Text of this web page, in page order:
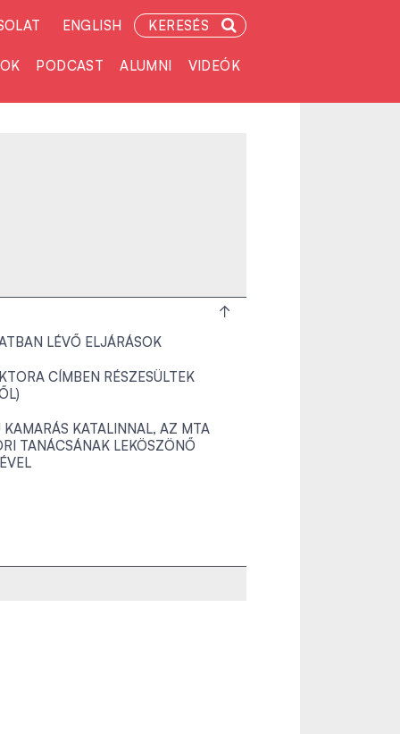
ENGLISH KERESÉS
PODCAST ALUMNI VIDEÓK
LÉVŐ ELJÁRÁSOK
CÍMBEN RÉSZESÜLTEK
KAMARÁS KATALINNAL, AZ MTA
TANÁCSÁNAK LEKÖSZÖNŐ